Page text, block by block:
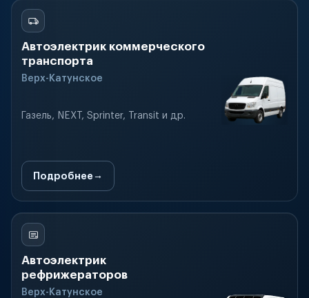
Автоэлектрик коммерческого
транспорта
Верх-Катунское
Газель, NEXT, Sprinter, Transit и др.
Подробнее
Автоэлектрик
рефрижераторов
Верх-Катунское